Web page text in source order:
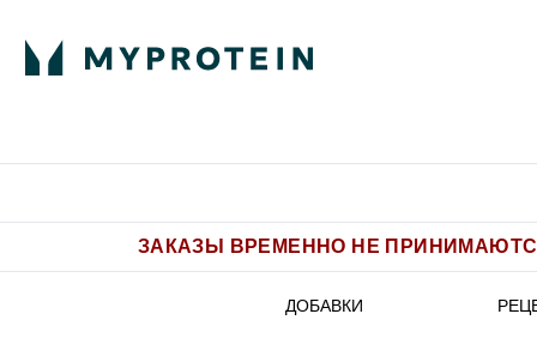
ЗАКАЗЫ ВРЕМЕННО НЕ
ДОБАВКИ